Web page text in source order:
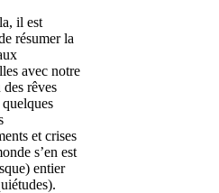
il est
résumer la
avec notre
rêves
et crises
s’en est
entier